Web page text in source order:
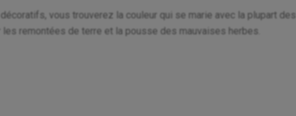
vous trouverez la couleur qui se marie avec la plupart des
remontées de terre et la pousse des mauvaises herbes.